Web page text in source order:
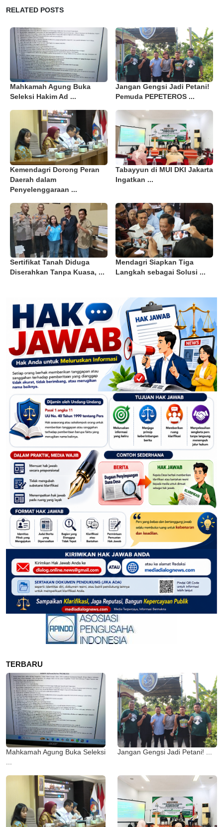
RELATED POSTS
Mahkamah Agung Buka
Seleksi Hakim Ad ...
Jangan Gengsi Jadi Petani!
Pemuda PEPETEROS ...
Kemendagri Dorong Peran
Daerah dalam
Penyelenggaraan ...
Tabayyun di MUI DKI Jakarta
Ingatkan ...
Sertifikat Tanah Diduga
Diserahkan Tanpa Kuasa, ...
Mendagri Siapkan Tiga
Langkah sebagai Solusi ...
TERBARU
Mahkamah Agung Buka Seleksi
Jangan Gengsi Jadi Petani! ...